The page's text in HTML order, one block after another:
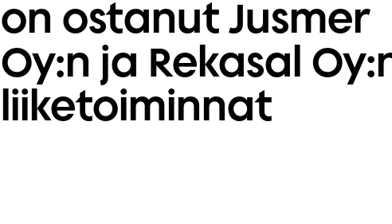
on ostanut Jusmer
Oy:n ja Rekasal
liiketoiminnat